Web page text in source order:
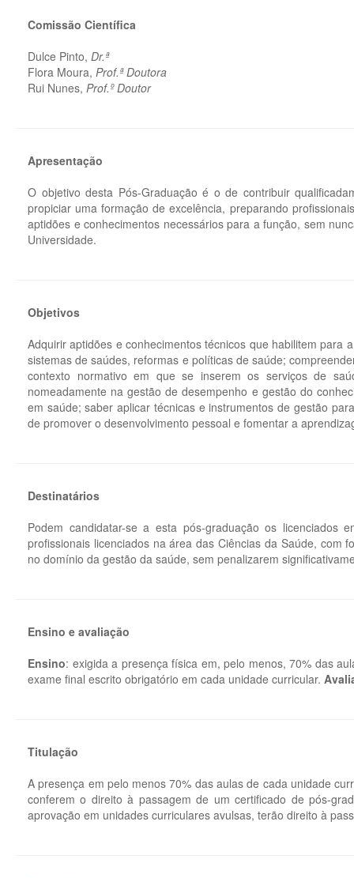
Comissão Científica
Dulce Pinto, Dr.ª
Flora Moura, Prof.ª Doutora
Rui Nunes, Prof.º Doutor
Apresentação
O objetivo desta Pós-Graduação é o de contribuir
propiciar uma formação de excelência, preparando
aptidões e conhecimentos necessários para a função, sem
Universidade.
Objetivos
Adquirir aptidões e conhecimentos técnicos que habilitem para
sistemas de saúdes, reformas e políticas de saúde;
contexto normativo em que se inserem os serviços de
nomeadamente na gestão de desempenho e gestão do
em saúde; saber aplicar técnicas e instrumentos de gestão
de promover o desenvolvimento pessoal e fomentar a
Destinatários
Podem candidatar-se a esta pós-graduação os licenciados
profissionais licenciados na área das Ciências da Saúde, com
no domínio da gestão da saúde, sem penalizarem
Ensino e avaliação
Ensino: exigida a presença física em, pelo menos, 70% das
exame final escrito obrigatório em cada unidade curricular.
Titulação
A presença em pelo menos 70% das aulas de cada unidade
conferem o direito à passagem de um certificado de pós-
aprovação em unidades curriculares avulsas, terão direito à